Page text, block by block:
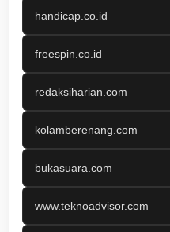
handicap.co.id
freespin.co.id
redaksiharian.com
kolamberenang.com
bukasuara.com
www.teknoadvisor.com